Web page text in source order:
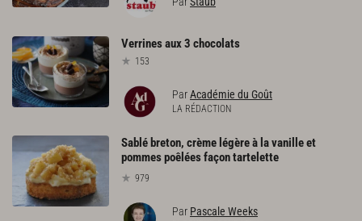
Verrinesaux3 chocolats
153
ParAcadémie du Goût
LA RÉDACTION
Sablé breton, crème légère à la vanille et
pommes poêlées façon tartelette
979
Par Pascale Weeks